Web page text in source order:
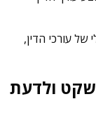
של עורכי הדין,
ולדעת